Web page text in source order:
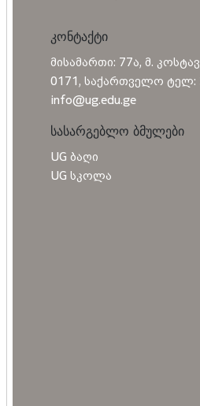
კონტაქტი
მისამართი: 77ა, მ.
0171, საქართველო ტელ:
info@ug.edu.ge
სასარგებლო ბმულები
UG ბაღი
UG სკოლა